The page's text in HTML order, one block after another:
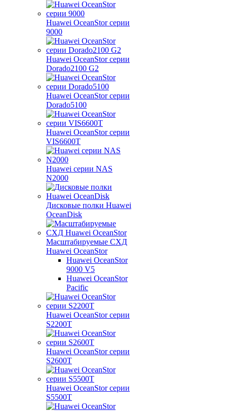
Huawei OceanStor серии
9000
Huawei OceanStor серии
Dorado2100 G2
Huawei OceanStor серии
Dorado5100
Huawei OceanStor серии
VIS6600T
Huawei серии NAS
N2000
Дисковые полки Huawei
OceanDisk
Масштабируемые СХД
Huawei OceanStor
Huawei OceanStor
9000 V5
Huawei OceanStor
Pacific
Huawei OceanStor серии
S2200T
Huawei OceanStor серии
S2600T
Huawei OceanStor серии
S5500T